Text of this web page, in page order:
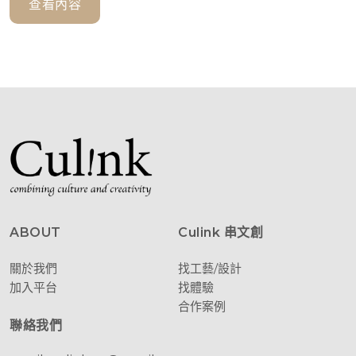
查看內容
ABOUT
關於我們
加入平台
Culink 串文創
找工藝/設計
找體驗
合作案例
聯絡我們